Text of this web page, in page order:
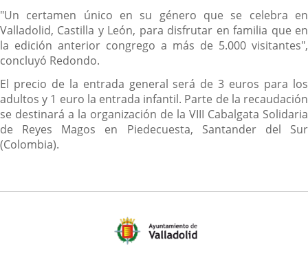
"Un certamen único en su género que se celebra en
Valladolid, Castilla y León, para disfrutar en familia que en
la edición anterior congrego a más de 5.000 visitantes",
concluyó Redondo.
El precio de la entrada general será de 3 euros para los
adultos y 1 euro la entrada infantil. Parte de la recaudación
se destinará a la organización de la VIII Cabalgata Solidaria
de Reyes Magos en Piedecuesta, Santander del Sur
(Colombia).